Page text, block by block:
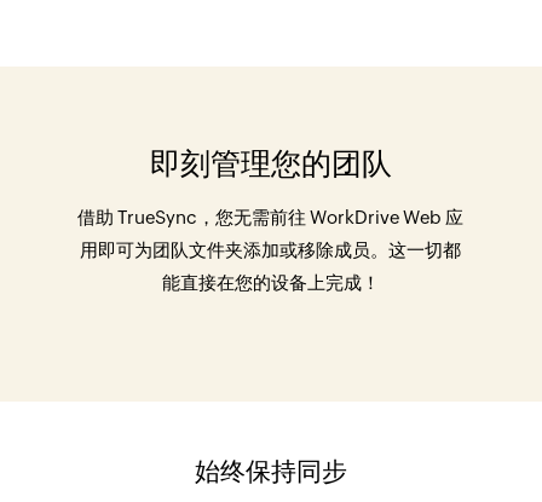
即刻管理您的团队
借助 TrueSync，您无需前往 WorkDrive Web 应
用即可为团队文件夹添加或移除成员。这一切都
能直接在您的设备上完成！
始终保持同步